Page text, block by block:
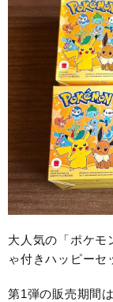
大人気の「ポケモ
ゃ付きハッピーセ
第1弾の販売期間